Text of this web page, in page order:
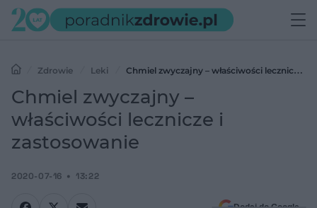
Zdrowie Leki
Chmiel zwyczajny – właściwości lecznicze i
zastosowanie
Chmiel zwyczajny –
właściwości lecznicze i
zastosowanie
2020-07-16 13:22